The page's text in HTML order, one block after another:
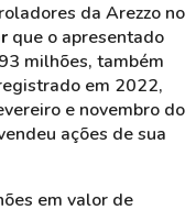
da Arezzo no
que o apresentado
milhões, também
em 2022,
e novembro do
ações de sua
em valor de